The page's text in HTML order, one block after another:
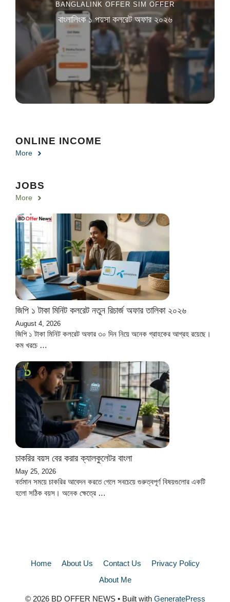
BANGLALINK OFFER SIM OFFER
বাংলালিংক ১ পয়সা কলরেট অফার ২০২৬
ONLINE INCOME
More
JOBS
More
জিপি ১ টাকা মিনিট কলরেট নতুন রিচার্জ অফার তালিকা ২০২৬
August 4, 2026
জিপি ১ টাকা মিনিট কলরেট অফার ৩০ দিন নিয়ে অনেক গ্রাহকের আগ্রহ রয়েছে।
কম খরচে …
চাকরির বয়স বের করার ক্যালকুলেটর বাংলা
May 25, 2026
বর্তমান সময়ে চাকরির আবেদন করতে গেলে সবচেয়ে গুরুত্বপূর্ণ বিষয়গুলোর একটি
হলো সঠিক বয়স। অনেক ক্ষেত্রে …
Home About Us Contact Us
Privacy Policy
About Me
© 2026 BD OFFER NEWS• Built with GeneratePress